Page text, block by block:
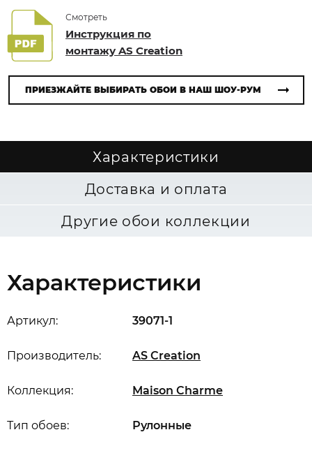
Смотреть
Инструкция по
монтажу AS Creation
ПРИЕЗЖАЙТЕ ВЫБИРАТЬ ОБОИ В НАШ ШОУ-РУМ
Характеристики
Доставка и оплата
Другие обои коллекции
Характеристики
Артикул: 39071-1
Производитель: AS Creation
Коллекция: Maison Charme
Тип обоев: Рулонные